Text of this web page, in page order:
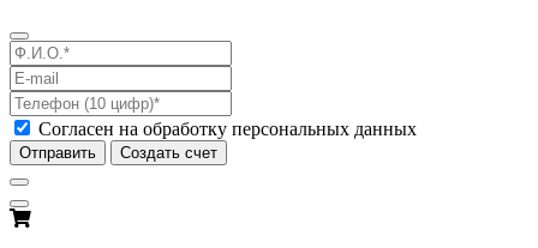
Согласен на обработку персональных данных
Отправить Создать счет